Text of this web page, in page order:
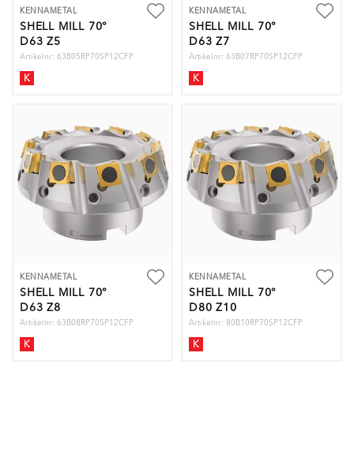
KENNAMETAL
SHELL MILL 70°
D63 Z5
Artikelnr: 63B05RP70SP12CFP
K
KENNAMETAL
SHELL MILL 70°
D63 Z7
Artikelnr: 63B07RP70SP12CFP
K
KENNAMETAL
SHELL MILL 70°
D63 Z8
Artikelnr: 63B08RP70SP12CFP
K
KENNAMETAL
SHELL MILL 70°
D80 Z10
Artikelnr: 80B10RP70SP12CFP
K